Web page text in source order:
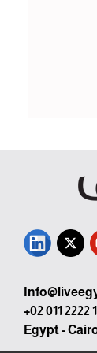
+02 011 2222
Egypt -